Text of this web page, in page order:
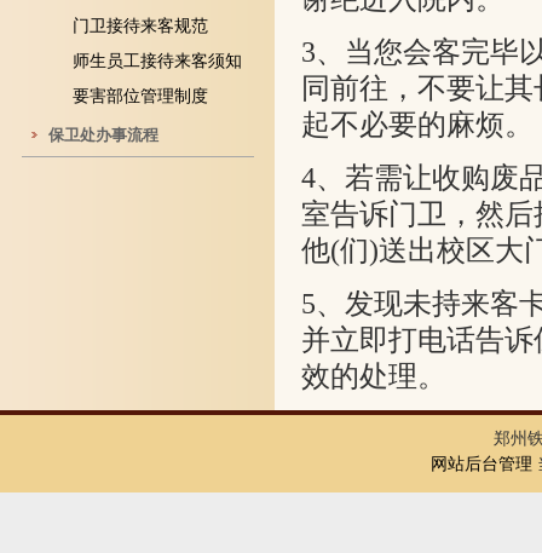
门卫接待来客规范
师生员工接待来客须知
要害部位管理制度
保卫处办事流程
3、当您会客完毕
同前往，不要让
起不必要的麻烦。
4、若需让收购废
室告诉门卫，然
他(们)送出校区大
5、发现未持来客
并立即打电话告诉
效的处理。
郑州
网站后台管理